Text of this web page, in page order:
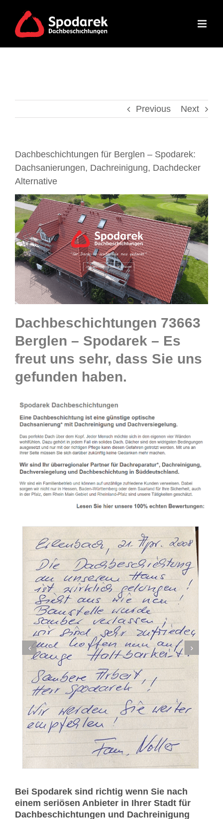
content
Previous Next
Dachbeschichtungen für Berglen – Spodarek:
Dachsanierungen, Dachreinigung, Dachdecker
Alternative
Dachbeschichtungen 73663
Berglen – Spodarek – Es
freut uns sehr, dass Sie uns
gefunden haben.
Bei Spodarek sind richtig wenn Sie nach
einem seriösen Anbieter in Ihrer Stadt für
Dachbeschichtungen und Dachreinigung